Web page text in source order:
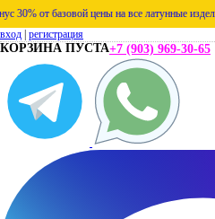
от базовой цены на все латунные изделия!!!
вход регистрация
КОРЗИНА ПУСТА+7 (903) 969-30-65